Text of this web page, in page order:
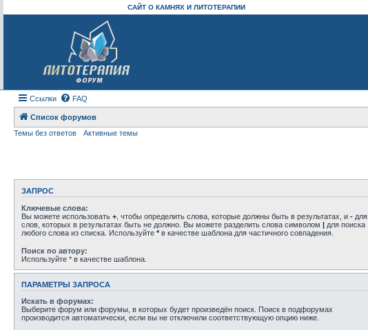
САЙТ О КАМНЯХ И ЛИТОТЕРАПИИ
Ссылки FAQ
Список форумов
Темы без ответов
Активные темы
ЗАПРОС
Ключевые слова:
Вы можете использовать + , чтобы определить слова, которые должны быть в результатах, и - для
слов, которых в результатах быть не должно. Вы можете разделить слова символом | для поиска
любого слова из списка. Используйте * в качестве шаблона для частичного совпадения.
Поиск по автору:
Используйте * в качестве шаблона.
ПАРАМЕТРЫ ЗАПРОСА
Искать в форумах:
Выберите форум или форумы, в которых будет произведён поиск. Поиск в подфорумах
производится автоматически, если вы не отключили соответствующую опцию ниже.